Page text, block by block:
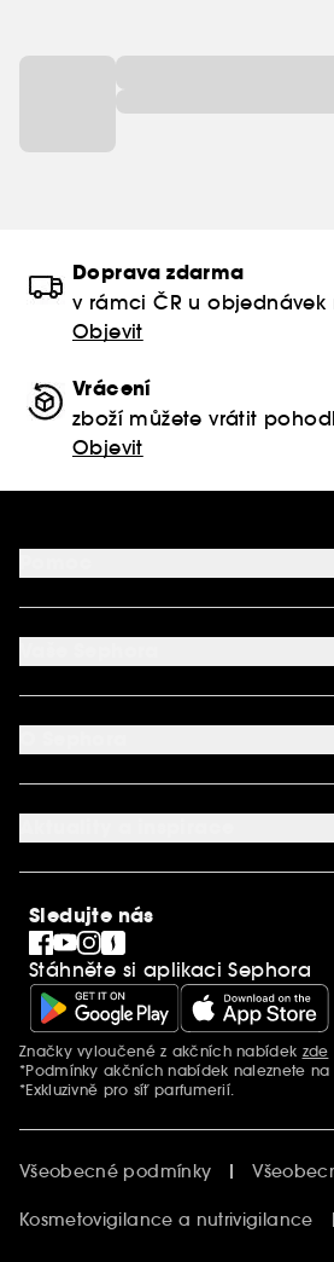
Doprava zdarma
v rámci ČR u objednávek
Objevit
Vrácení
zboží můžete vrátit
Objevit
FAQ
Podmínky Nabídek
Kontaktujte nás
Mapa stránky
Můj účet
Aplikace SEPHORA
Nastavení souborů cookie
O společnosti Sephora
Kariéra
SEPHORiA
Blog Sephora
Singles´ Day
Black Friday
Cyber Monday
Vánoce
Sledujte nás
Stáhněte si aplikaci Sephora
Další informace
Značky vyloučené z akčních nabídek zde
*Podmínky akčních nabídek naleznete
*Exkluzivně pro síť parfumerií.
Všeobecné podmínky
Kosmetovigilance a nutrivigilance